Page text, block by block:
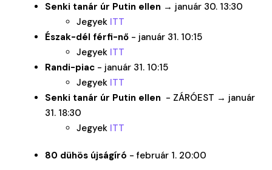
Senki tanár úr Putin ellen → január 30. 13:30
Jegyek ITT
Észak-dél férfi-nő - január 31. 10:15
Jegyek ITT
Randi-piac - január 31. 10:15
Jegyek ITT
Senki tanár úr Putin ellen - ZÁRÓEST → január
31. 18:30
Jegyek ITT
80 dühös újságíró - február 1. 20:00